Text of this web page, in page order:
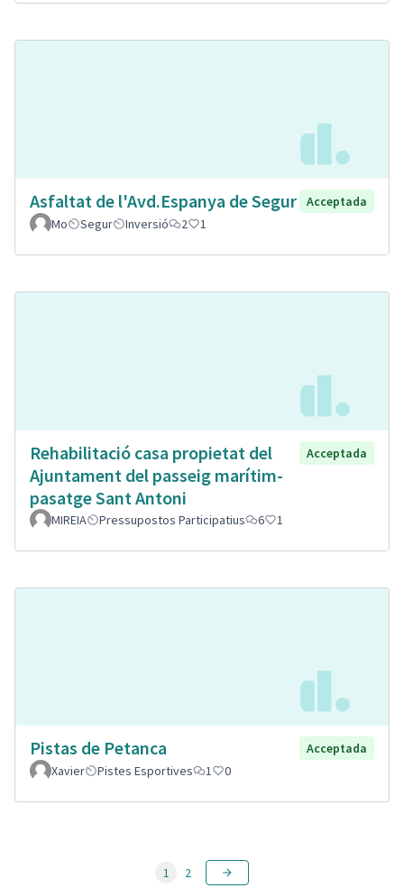
Asfaltat de l'Avd.Espanya de Segur
Acceptada
Mo
Segur Inversió 2 1
Rehabilitació casa propietat del
Ajuntament del passeig marítim-
pasatge Sant Antoni
Acceptada
MIREIA Pressupostos Participatius 6 1
Pistas de Petanca
Acceptada
Xavier
Pistes Esportives 1 0
1 2